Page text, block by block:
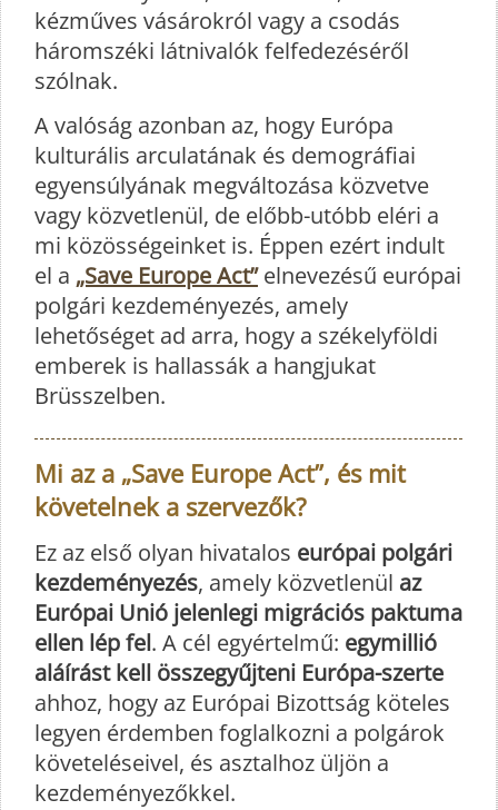
kézműves vásárokról vagy a csodás
háromszéki látnivalók felfedezéséről
szólnak.
A valóság azonban az, hogy Európa
kulturális arculatának és demográfiai
egyensúlyának megváltozása közvetve
vagy közvetlenül, de előbb-utóbb eléri a
mi közösségeinket is. Éppen ezért indult
el a „Save Europe Act”elnevezésű európai
polgári kezdeményezés, amely
lehetőséget ad arra, hogy a székelyföldi
emberek is hallassák a hangjukat
Brüsszelben.
Mi az a „Save Europe Act”, és mit
követelnek a szervezők?
Ez az első olyan hivatalos európai polgári
kezdeményezés, amely közvetlenül az
Európai Unió jelenlegi migrációs paktuma
ellen lép fel. A cél egyértelmű: egymillió
aláírást kell összegyűjteni Európa-szerte
ahhoz, hogy az Európai Bizottság köteles
legyen érdemben foglalkozni a polgárok
követeléseivel, és asztalhoz üljön a
kezdeményezőkkel.